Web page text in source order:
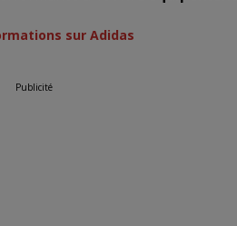
sur Adidas
Publicité